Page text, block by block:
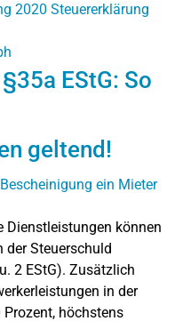
2020 Steuererklärung
EStG: So
geltend!
können
Steuerschuld
2 EStG). Zusätzlich
in der
höchstens